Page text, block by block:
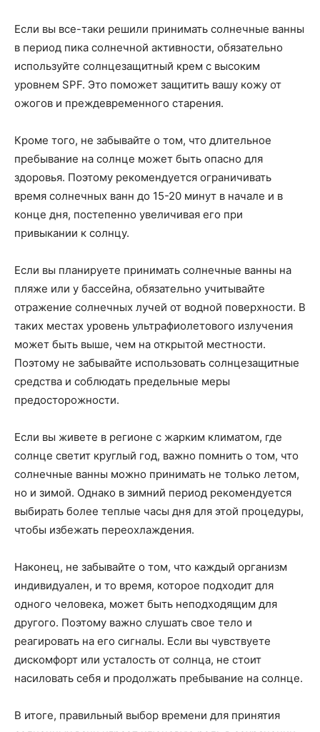
Если вы все-таки решили принимать солнечные ванны
в период пика солнечной активности, обязательно
используйте солнцезащитный крем с высоким
уровнем SPF. Это поможет защитить вашу кожу от
ожогов и преждевременного старения.
Кроме того, не забывайте о том, что длительное
пребывание на солнце может быть опасно для
здоровья. Поэтому рекомендуется ограничивать
время солнечных ванн до 15-20 минут в начале и в
конце дня, постепенно увеличивая его при
привыкании к солнцу.
Если вы планируете принимать солнечные ванны на
пляже или у бассейна, обязательно учитывайте
отражение солнечных лучей от водной поверхности. В
таких местах уровень ультрафиолетового излучения
может быть выше, чем на открытой местности.
Поэтому не забывайте использовать солнцезащитные
средства и соблюдать предельные меры
предосторожности.
Если вы живете в регионе с жарким климатом, где
солнце светит круглый год, важно помнить о том, что
солнечные ванны можно принимать не только летом,
но и зимой. Однако в зимний период рекомендуется
выбирать более теплые часы дня для этой процедуры,
чтобы избежать переохлаждения.
Наконец, не забывайте о том, что каждый организм
индивидуален, и то время, которое подходит для
одного человека, может быть неподходящим для
другого. Поэтому важно слушать свое тело и
реагировать на его сигналы. Если вы чувствуете
дискомфорт или усталость от солнца, не стоит
насиловать себя и продолжать пребывание на солнце.
В итоге, правильный выбор времени для принятия